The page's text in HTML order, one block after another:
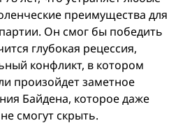
преимущества для
Он смог бы победить
глубокая рецессия,
конфликт, в котором
произойдет заметное
Байдена, которое даже
смогут скрыть.